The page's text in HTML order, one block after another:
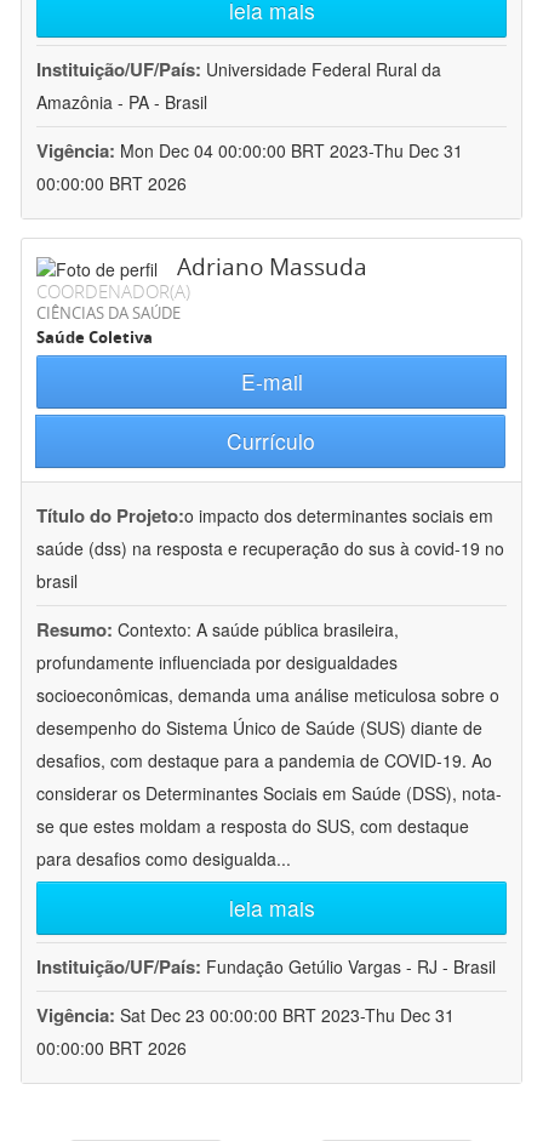
leia mais
Instituição/UF/País: Universidade Federal Rural da
Amazônia - PA - Brasil
Vigência: Mon Dec 04 00:00:00 BRT 2023-Thu Dec 31
00:00:00 BRT 2026
Adriano Massuda
COORDENADOR(A)
CIÊNCIAS DA SAÚDE
Saúde Coletiva
E-mail
Currículo
Título do Projeto:o impacto dos determinantes sociais em
saúde (dss) na resposta e recuperação do sus à covid-19 no
brasil
Resumo: Contexto: A saúde pública brasileira,
profundamente influenciada por desigualdades
socioeconômicas, demanda uma análise meticulosa sobre o
desempenho do Sistema Único de Saúde (SUS) diante de
desafios, com destaque para a pandemia de COVID-19. Ao
considerar os Determinantes Sociais em Saúde (DSS), nota-
se que estes moldam a resposta do SUS, com destaque
para desafios como desigualda...
leia mais
Instituição/UF/País: Fundação Getúlio Vargas - RJ - Brasil
Vigência: Sat Dec 23 00:00:00 BRT 2023-Thu Dec 31
00:00:00 BRT 2026